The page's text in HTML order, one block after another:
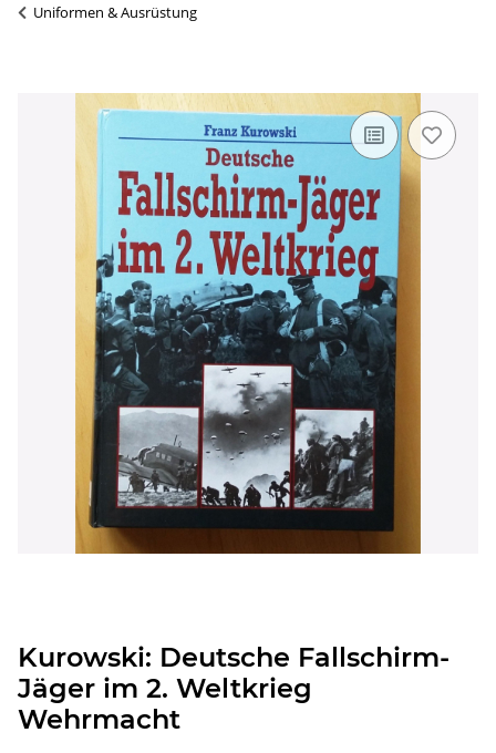
Uniformen & Ausrüstung
Kurowski: Deutsche Fallschirm-
Jäger im 2. Weltkrieg
Wehrmacht